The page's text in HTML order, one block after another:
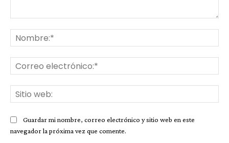
Guardar mi nombre, correo electrónico y sitio web en este
navegador la próxima vez que comente.